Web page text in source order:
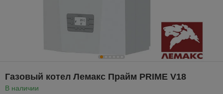
Газовый котел Лемакс Прайм PRIME V18
В наличии